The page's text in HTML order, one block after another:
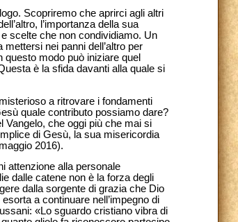
Scopriremo che aprirci agli altri
l’importanza della sua
scelte che non condividiamo. Un
nei panni dell’altro per
modo può iniziare quel
è la sfida davanti alla quale si
a ritrovare i fondamenti
quale contributo possiamo dare?
Vangelo, che oggi più che mai si
di Gesù, la sua misericordia
2016).
attenzione alla personale
dalle catene non è la forza degli
dalla sorgente di grazia che Dio
a continuare nell’impegno di
«Lo sguardo cristiano vibra di